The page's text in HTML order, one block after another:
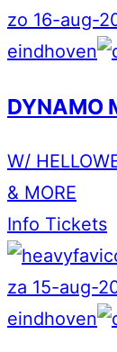
zo 16-aug-
eindhoven
DYNAMO
W/
& MORE
Info Tickets
za 15-aug-
eindhoven